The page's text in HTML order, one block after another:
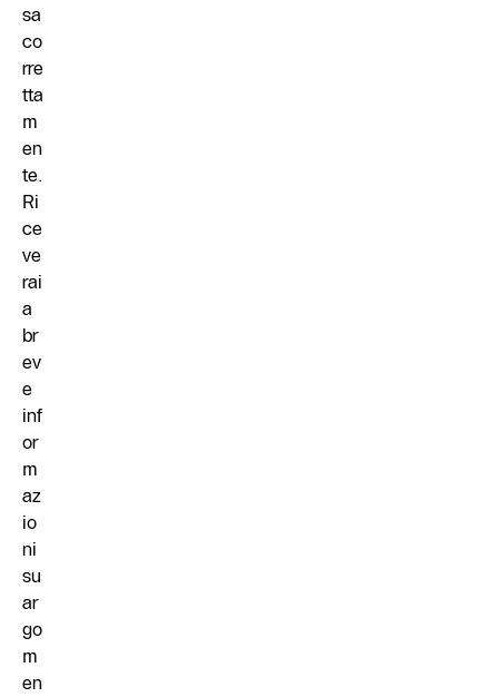
sa
co
rre
tta
m
en
te.
Ri
ce
ve
rai
a
br
ev
e
inf
or
m
az
io
ni
su
ar
go
m
en